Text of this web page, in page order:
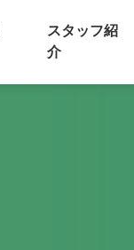
スタッフ紹
介